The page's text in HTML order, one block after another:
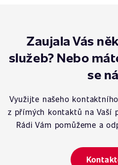
Zaujala Vás
služeb? Nebo
se
Využijte našeho
z přímých kontaktů na Vaší
Rádi Vám pomůžeme a